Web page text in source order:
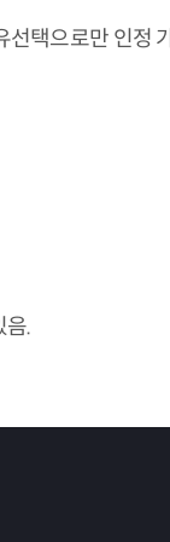
선택으로만 인정
음.